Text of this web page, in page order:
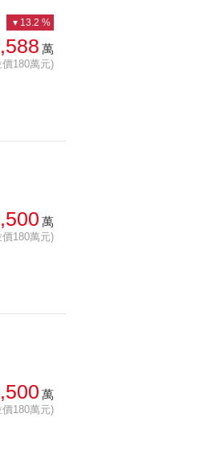
萬
價180萬元)
13.2 %
萬
價180萬元)
萬
價180萬元)